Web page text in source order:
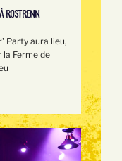
ROSTRENN
Party aura lieu,
Ferme de